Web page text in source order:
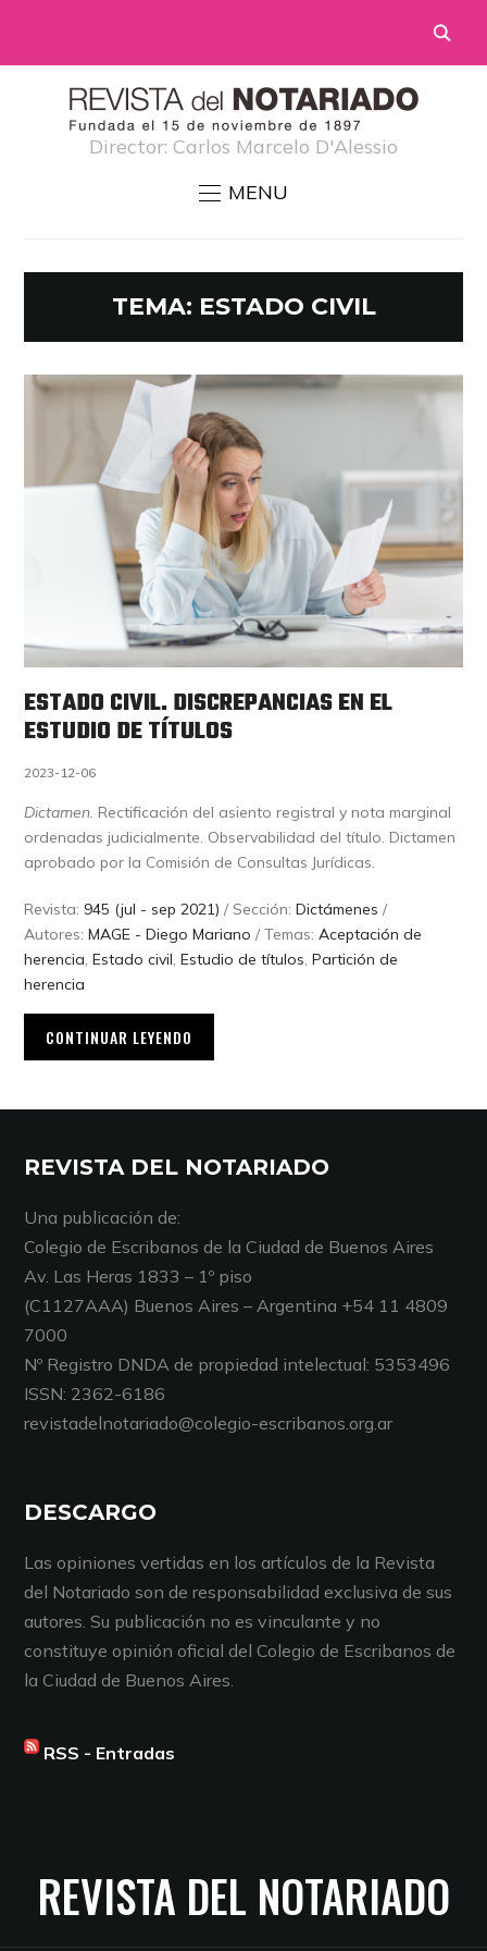
Director: Carlos Marcelo D'Alessio
MENU
TEMA: ESTADO CIVIL
ESTADO CIVIL. DISCREPANCIAS EN EL
ESTUDIO DE TÍTULOS
2023-12-06
Dictamen. Rectificación del asiento registral y nota marginal
ordenadas judicialmente. Observabilidad del título. Dictamen
aprobado por la Comisión de Consultas Jurídicas.
Revista: 945 (jul - sep 2021) / Sección:Dictámenes /
Autores:MAGE - Diego Mariano / Temas:Aceptación de
herencia,Estado civil,Estudio de títulos,Partición de
herencia
CONTINUAR LEYENDO
REVISTA DEL NOTARIADO
Una publicación de:
Colegio de Escribanos de la Ciudad de Buenos Aires
Av. Las Heras 1833 – 1º piso
(C1127AAA) Buenos Aires – Argentina +54 11 4809
7000
Nº Registro DNDA de propiedad intelectual: 5353496
ISSN: 2362-6186
revistadelnotariado@colegio-escribanos.org.ar
DESCARGO
Las opiniones vertidas en los artículos de la Revista
del Notariado son de responsabilidad exclusiva de sus
autores. Su publicación no es vinculante y no
constituye opinión oficial del Colegio de Escribanos de
la Ciudad de Buenos Aires.
RSS - Entradas
REVISTA DEL NOTARIADO